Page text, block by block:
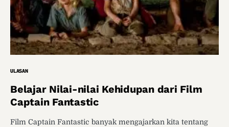
ULASAN
Belajar Nilai-nilai Kehidupan dari Film
Captain Fantastic
Film Captain Fantastic banyak mengajarkan kita tentang